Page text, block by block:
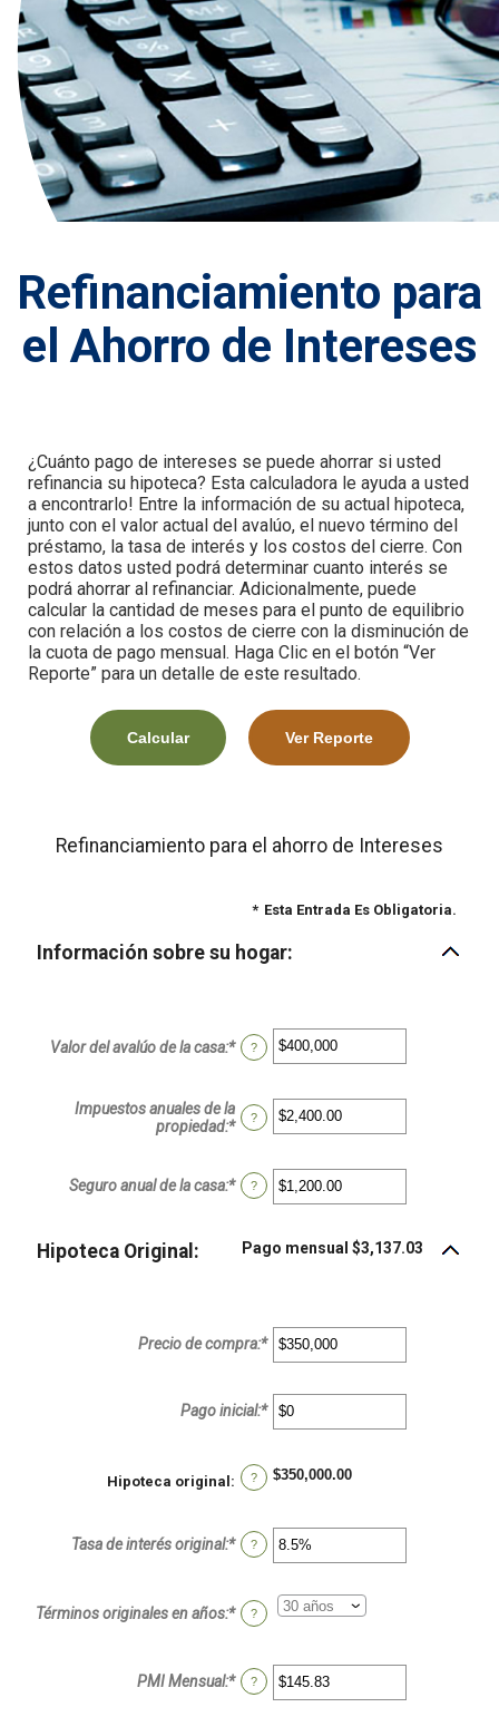
Refinanciamiento para
el Ahorro de Intereses
¿Cuánto pago de intereses se puede ahorrar si usted
refinancia su hipoteca? Esta calculadora le ayuda a usted
a encontrarlo! Entre la información de su actual hipoteca,
junto con el valor actual del avalúo, el nuevo término del
préstamo, la tasa de interés y los costos del cierre. Con
estos datos usted podrá determinar cuanto interés se
podrá ahorrar al refinanciar. Adicionalmente, puede
calcular la cantidad de meses para el punto de equilibrio
con relación a los costos de cierre con la disminución de
la cuota de pago mensual. Haga Clic en el botón “Ver
Reporte” para un detalle de este resultado.
Refinanciamiento para el ahorro de Intereses
* Esta Entrada Es Obligatoria.
Información sobre su hogar:
Valor del avalúo de la casa:*Ingresa
un
entre
$0
?
Impuestos anuales de la
propiedad:*Ingresa
entre
$0.00
?
Seguro anual de la casa:*Ingresa
un
entre
$0.00
?
Hipoteca Original: Pago mensual $3,137.03
Precio de compra:*Ingresa
un
entre
$0
y
Pago inicial:*Ingresa
un
entre
$0
Hipoteca original : ? $350,000.00
Tasa de interés original:*Ingresa
un
entre
0%
?
Términos originales en años:* ?
PMI Mensual:*Ingresa
un
?